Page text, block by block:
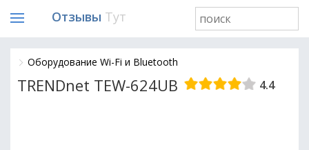
Отзывы Тут
Оборудование Wi-Fi и Bluetooth
TRENDnet TEW-624UB 4.4